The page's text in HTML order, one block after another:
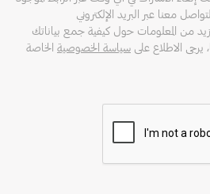
معنا عبر البريد الإلكتروني
من المعلومات حول كيفية جمع بياناتك
الاطلاع على سياسة الخصوصية الخاصة